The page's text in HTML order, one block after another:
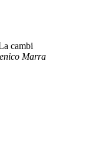
cambi
Marra